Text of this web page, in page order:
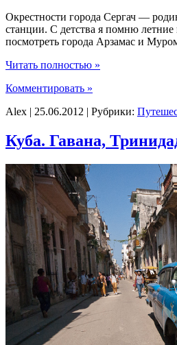
Окрестности города Сергач —
станции. С детства я помню летние
посмотреть города Арзамас и
Читать полностью »
Комментировать »
Alex | 25.06.2012 | Рубрики:
Куба. Гавана,